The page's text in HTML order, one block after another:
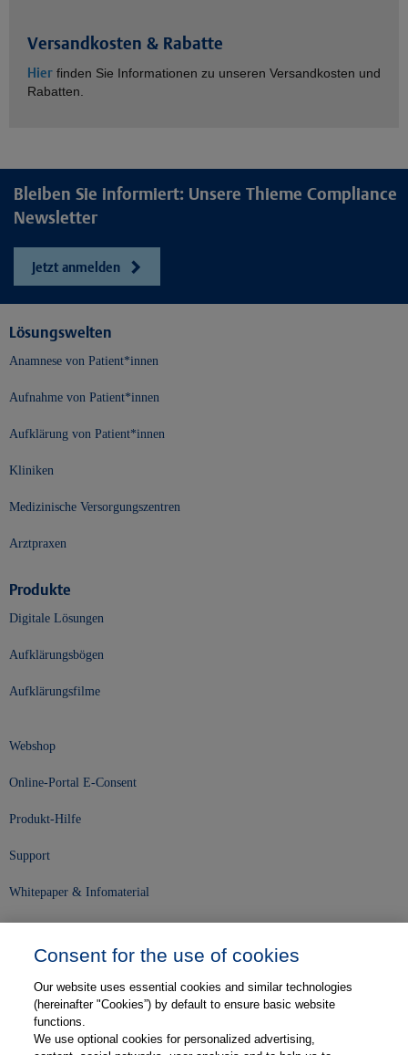
Versandkosten & Rabatte
Hier finden Sie Informationen zu unseren Versandkosten und
Rabatten.
Bleiben Sie informiert: Unsere Thieme Compliance
Newsletter
Jetzt anmelden
Lösungswelten
Anamnese von Patient*innen
Aufnahme von Patient*innen
Aufklärung von Patient*innen
Kliniken
Medizinische Versorgungszentren
Arztpraxen
Produkte
Digitale Lösungen
Aufklärungsbögen
Aufklärungsfilme
Webshop
Online-Portal E-Consent
Produkt-Hilfe
Support
Whitepaper & Infomaterial
Karriere
Kontakt
Consent for the use of cookies
Our website uses essential cookies and similar technologies
(hereinafter "Cookies”) by default to ensure basic website
functions.
We use optional cookies for personalized advertising,